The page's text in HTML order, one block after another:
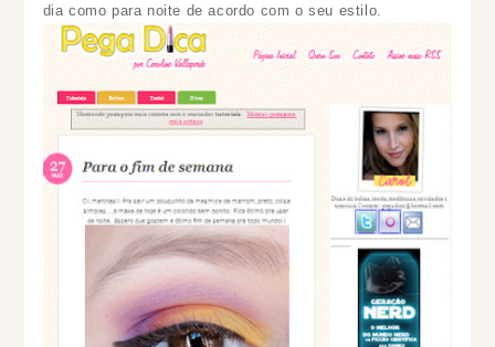
dia como para noite de acordo com o seu estilo.